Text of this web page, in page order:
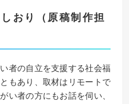
おり（原稿制作担
者の自立を支援する社会福
もあり、取材はリモートで
い者の方にもお話を伺い、